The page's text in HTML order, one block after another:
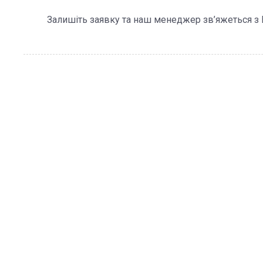
Залишіть заявку та наш менеджер зв’яжеться з